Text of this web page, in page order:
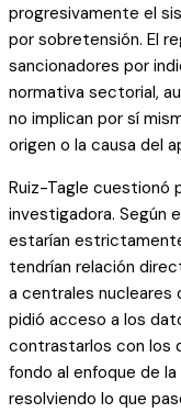
progresivamente el
por sobretensión. El
sancionadores por
normativa sectorial,
no implican por sí
origen o la causa del
Ruiz-Tagle cuestionó
investigadora. Según
estarían
tendrían relación
a centrales nucleares
pidió acceso a los
contrastarlos con los
fondo al enfoque de
resolviendo lo que